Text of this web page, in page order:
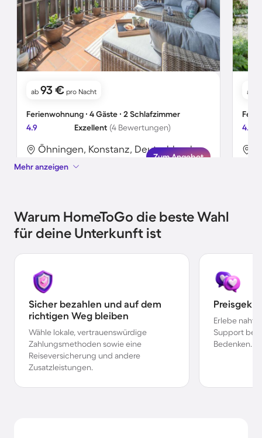
ab 93 € pro Nacht
Ferienwohnung ∙ 4 Gäste ∙ 2 Schlafzimmer
4.9
Exzellent (4 Bewertungen)
Öhningen, Konstanz, Deutschland
Zum Angebot
ab
4.8
Mehr anzeigen
Warum HomeToGo die beste Wahl
für deine Unterkunft ist
Sicher bezahlen und auf dem
richtigen Weg bleiben
Wähle lokale, vertrauenswürdige
Zahlungsmethoden sowie eine
Reiseversicherung und andere
Zusatzleistungen.
Erlebe
Support bei
Bedenken.